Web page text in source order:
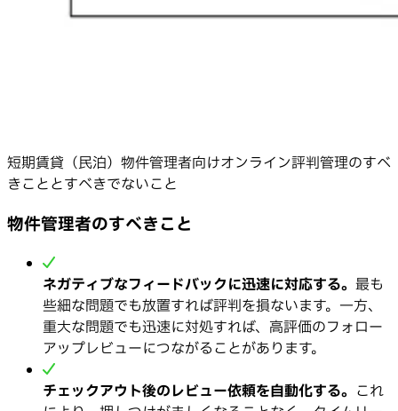
短期賃貸（民泊）物件管理者向けオンライン評判管理のすべ
きこととすべきでないこと
物件管理者のすべきこと
ネガティブなフィードバックに迅速に対応する。 最も
些細な問題でも放置すれば評判を損ないます。一方、
重大な問題でも迅速に対処すれば、高評価のフォロー
アップレビューにつながることがあります。
チェックアウト後のレビュー依頼を自動化する。 これ